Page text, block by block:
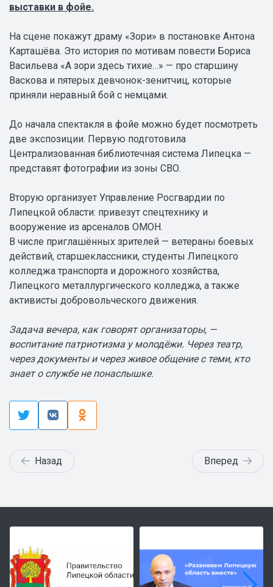
выставки в фойе.
На сцене покажут драму «Зори» в постановке Антона
Карташёва. Это история по мотивам повести Бориса
Васильева «А зори здесь тихие…» — про старшину
Васкова и пятерых девчонок-зенитчиц, которые
приняли неравный бой с немцами.
До начала спектакля в фойе можно будет посмотреть
две экспозиции. Первую подготовила
Централизованная библиотечная система Липецка —
представят фотографии из зоны СВО.
Вторую организует Управление Росгвардии по
Липецкой области: привезут спецтехнику и
вооружение из арсеналов ОМОН.
В числе приглашённых зрителей — ветераны боевых
действий, старшеклассники, студенты Липецкого
колледжа транспорта и дорожного хозяйства,
Липецкого металлургического колледжа, а также
активисты добровольческого движения.
Задача вечера, как говорят организаторы, —
воспитание патриотизма у молодёжи. Через театр,
через документы и через живое общение с теми, кто
знает о службе не понаслышке.
Назад Вперед